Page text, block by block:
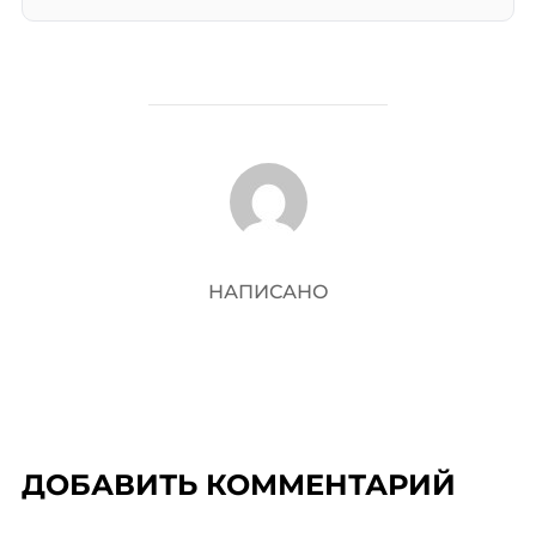
АВТОР ЗАПИСИ
НАПИСАНО
ДОБАВИТЬ КОММЕНТАРИЙ